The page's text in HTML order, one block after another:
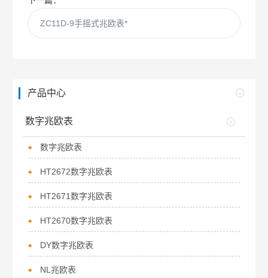
ZC11D-9手摇式兆欧表*
产品中心
数字兆欧表
数字兆欧表
HT2672数字兆欧表
HT2671数字兆欧表
HT2670数字兆欧表
DY数字兆欧表
NL兆欧表